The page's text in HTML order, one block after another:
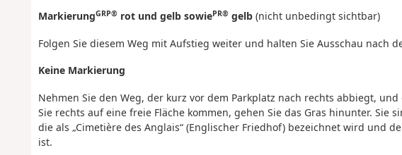
MarkierungGRP®rot und gelb sowiePR®gelb(nicht unbedingt sichtbar)
Folgen Sie diesem Weg mit Aufstieg weiter und halten Sie Ausschau nach
Keine Markierung
Nehmen Sie den Weg, der kurz vor dem Parkplatz nach rechts abbiegt,
Sie rechts auf eine freie Fläche kommen, gehen Sie das Gras hinunter. Sie
die als „Cimetière des Anglais“ (Englischer Friedhof) bezeichnet wird und
ist.